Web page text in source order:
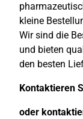
kleine
Wir sind die
und bieten
den besten
Kontaktieren
oder